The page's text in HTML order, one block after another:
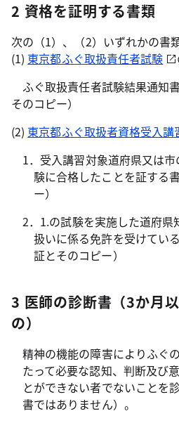
2 資格を証明する書類
次の（1）、（2）いずれかの書
(1) 東京都ふぐ取扱責任者試験
ふぐ取扱責任者試験結果通知
そのコピー）
(2) 東京都ふぐ取扱者資格受入講
1．受入講習対象道府県又は
験に合格したことを証する
ー）
2．1.の試験を実施した道府県
扱いに係る免許を受けてい
証とそのコピー）
3 医師の診断書（3か月
の）
精神の機能の障害によりふぐ
たって必要な認知、判断及び
とができない者でないことを
書ではありません）。